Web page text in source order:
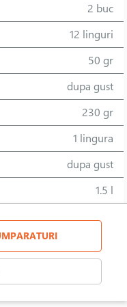
2 buc
12 linguri
50 gr
dupa gust
230 gr
1 lingura
dupa gust
1.5 l